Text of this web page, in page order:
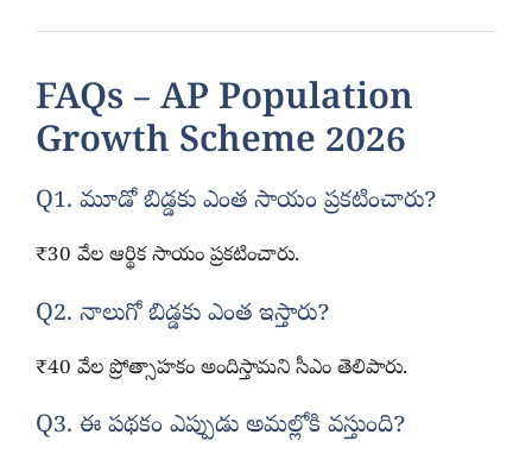
FAQs – AP Population
Growth Scheme 2026
Q1. మూడో బిడ్డకు ఎంత సాయం ప్రకటించారు?
₹30 వేల ఆర్థిక సాయం ప్రకటించారు.
Q2. నాలుగో బిడ్డకు ఎంత ఇస్తారు?
₹40 వేల ప్రోత్సాహకం అందిస్తామని సీఎం తెలిపారు.
Q3. ఈ పథకం ఎప్పుడు అమల్లోకి వస్తుంది?